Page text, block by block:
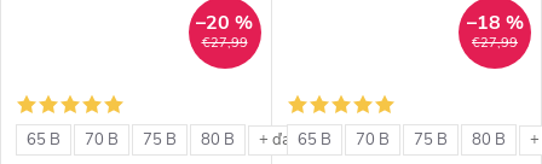
€27,99
–20 %
65 B 70 B 75 B 80 B + ďalšie
€27,99
–18 %
65 B 70 B 75 B 80 B